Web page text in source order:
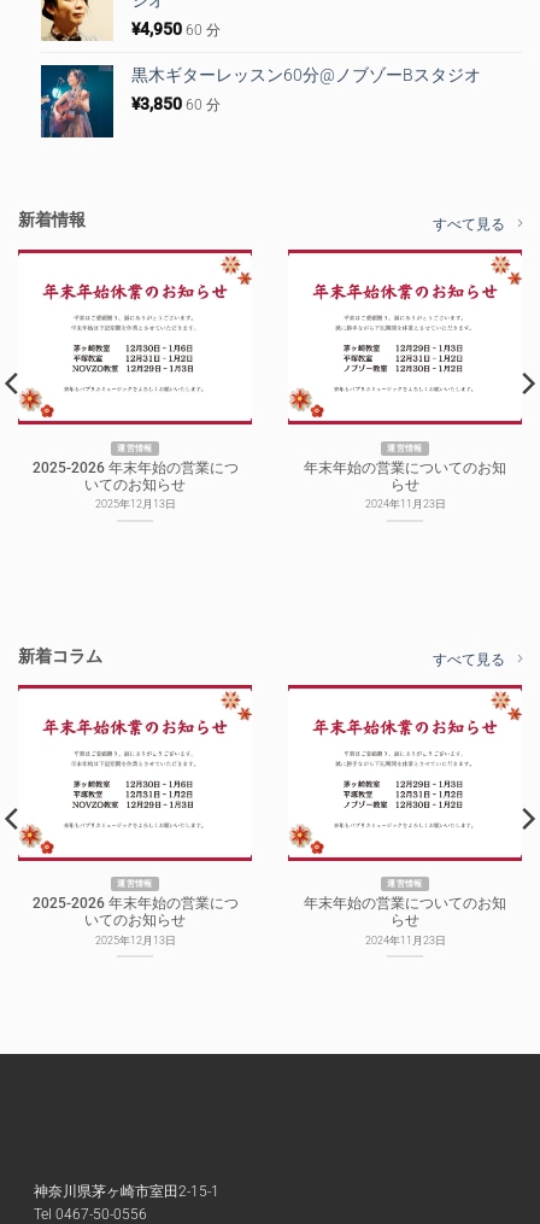
¥4,950 60 分
黒木ギターレッスン60分@ノブゾーBスタジオ
¥3,850 60 分
新着情報 すべて見る
運営情報
2025-2026 年末年始の営業につ
いてのお知らせ
2025年12月13日
運営情報
年末年始の営業についてのお知
らせ
2024年11月23日
新着コラム すべて見る
運営情報
2025-2026 年末年始の営業につ
いてのお知らせ
2025年12月13日
運営情報
年末年始の営業についてのお知
らせ
2024年11月23日
神奈川県茅ヶ崎市室田2-15-1
Tel 0467-50-0556